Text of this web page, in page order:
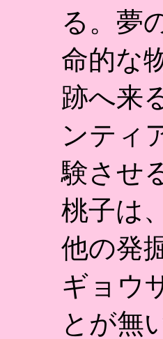
る。夢
命的な
跡へ来
ンティ
験させ
桃子は
他の発
ギョウ
とが無